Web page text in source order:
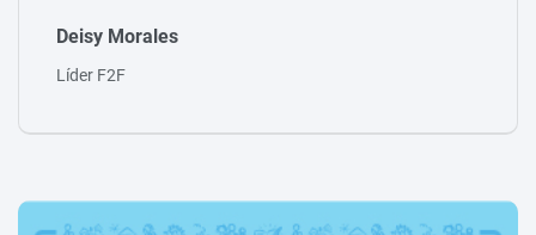
Teresa Loaiza
Facer Senior